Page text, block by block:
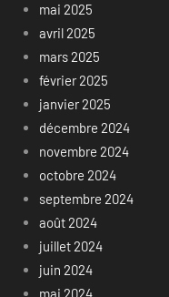
mai 2025
avril 2025
mars 2025
février 2025
janvier 2025
décembre 2024
novembre 2024
octobre 2024
septembre 2024
août 2024
juillet 2024
juin 2024
mai 2024